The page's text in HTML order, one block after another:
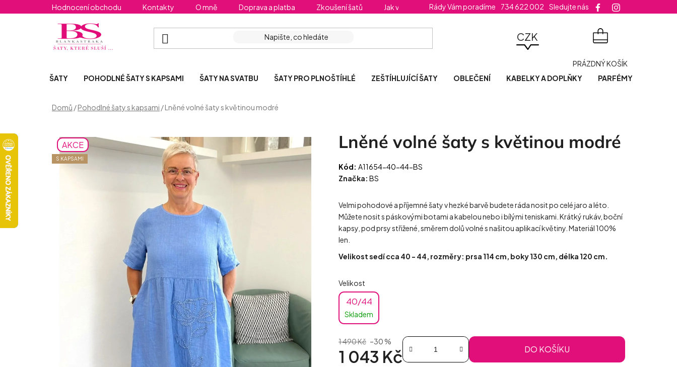
na
Hodnocení obchodu Kontakty O mně Doprava a platba Zkoušení šatů Jak vybrat správnou velikost šatů
Rády Vám poradíme 734 622 002 Sledujte nás
CZK
KOŠÍK
PRÁZDNÝ KOŠÍK
ŠATY
POHODLNÉ ŠATY S KAPSAMI ŠATY NA SVATBU ŠATY PRO PLNOŠTÍHLÉ ZEŠTÍHLUJÍCÍ ŠATY OBLEČENÍ KABELKY A DOPLŇKY PARFÉMY
Domů /Pohodlné šaty s kapsami /Lněné volné šaty s květinou modré
Lněné volné šaty s květinou modré
Kód: A11654-40-44-BS
Značka: BS
Velmi pohodové a příjemné šaty v hezké barvě budete ráda nosit po celé jaro a léto.
Můžete nosit s páskovými botami a kabelou nebo i bílými teniskami. Krátký rukáv, boční
kapsy, pod prsy střižené, směrem dolů volné s našitou aplikací květiny. Materiál 100%
len.
Velikost sedí cca 40 - 44, rozměry: prsa 114 cm, boky 130 cm, délka 120 cm.
Velikost
40/44
Skladem
1 490 Kč –30 %
1 043 Kč DO KOŠÍKU
AKCE
S KAPSAMI